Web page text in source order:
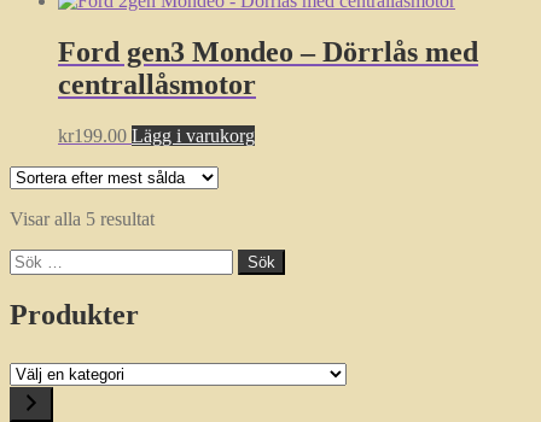
Ford gen3 Mondeo – Dörrlås med
centrallåsmotor
kr199.00 Lägg i varukorg
Visar alla 5 resultatSortera
Sök
efter:
Produkter
Välj
en